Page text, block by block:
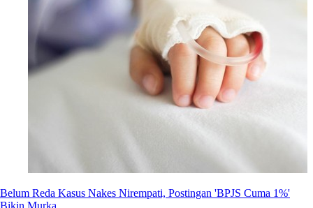
Belum Reda Kasus Nakes Nirempati, Postingan 'BPJS Cuma 1%'
Bikin Murka